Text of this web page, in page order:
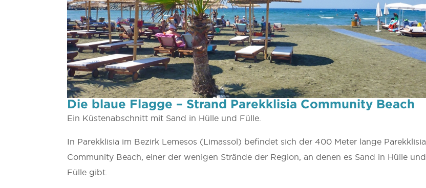
Die blaue Flagge – Strand Parekklisia Community Beach
Ein Küstenabschnitt mit Sand in Hülle und Fülle.
In Parekklisia im Bezirk Lemesos (Limassol) befindet sich der 400 Meter lange Parekklisia
Community Beach, einer der wenigen Strände der Region, an denen es Sand in Hülle und
Fülle gibt.